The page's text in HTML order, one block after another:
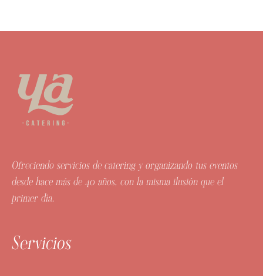
Ofreciendo servicios de catering y organizando tus eventos
desde hace más de 40 años, con la misma ilusión que el
primer día.
Servicios